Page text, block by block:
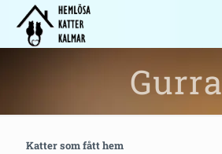
Gurra
Katter som fått hem